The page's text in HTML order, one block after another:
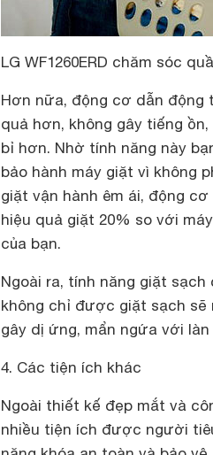
LG WF1260ERD chăm sóc
Hơn nữa, động cơ dẫn
quả hơn, không gây tiếng
bỉ hơn. Nhờ tính năng này
bảo hành máy giặt vì không
giặt vận hành êm ái, động
hiệu quả giặt 20% so với
của bạn.
Ngoài ra, tính năng giặt
không chỉ được giặt sạch sẽ
gây dị ứng, mẩn ngứa với
4. Các tiện ích khác
Ngoài thiết kế đẹp mắt và
nhiều tiện ích được người